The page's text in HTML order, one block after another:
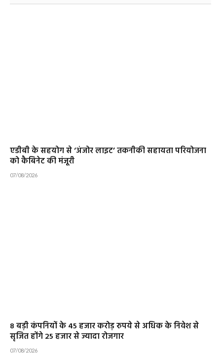
एडीबी के सहयोग से ‘अंजोर लाइट’ तकनीकी सहायता परियोजना
को कैबिनेट की मंजूरी
07/08/2026
8 बड़ी कंपनियों के 45 हजार करोड़ रुपये से अधिक के निवेश से
सृजित होंगे 25 हजार से ज्यादा रोजगार
07/08/2026